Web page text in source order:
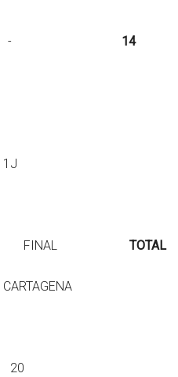
- - - 14
1J
FINAL TOTAL
20 20 20